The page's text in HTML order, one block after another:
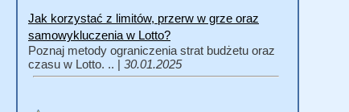
Jak korzystać z limitów, przerw w grze oraz
samowykluczenia w Lotto?
Poznaj metody ograniczenia strat budżetu oraz
czasu w Lotto. .. | 30.01.2025